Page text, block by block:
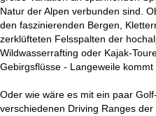
Natur der Alpen verbunden sind.
den faszinierenden Bergen,
zerklüfteten Felsspalten der
Wildwasserrafting oder Kajak-
Gebirgsflüsse - Langeweile
Oder wie wäre es mit ein paar
verschiedenen Driving Ranges der